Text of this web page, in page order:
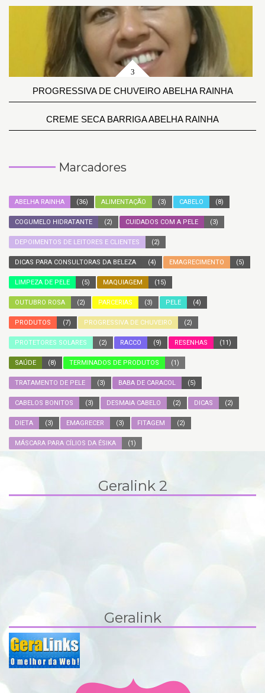
PROGRESSIVA DE CHUVEIRO ABELHA RAINHA
CREME SECA BARRIGA ABELHA RAINHA
Marcadores
ABELHA RAINHA (36) ALIMENTAÇÃO (3) CABELO (8)
COGUMELO HIDRATANTE (2) CUIDADOS COM A PELE (3)
DEPOIMENTOS DE LEITORES E CLIENTES (2)
DICAS PARA CONSULTORAS DA BELEZA (4) EMAGRECIMENTO (5)
LIMPEZA DE PELE (5) MAQUIAGEM (15)
OUTUBRO ROSA (2) PARCERIAS (3) PELE (4)
PRODUTOS (7) PROGRESSIVA DE CHUVEIRO (2)
PROTETORES SOLARES (2) RACCO (9) RESENHAS (11)
SAÚDE (8) TERMINADOS DE PRODUTOS (1)
TRATAMENTO DE PELE (3) BABA DE CARACOL (5)
CABELOS BONITOS (3) DESMAIA CABELO (2) DICAS (2)
DIETA (3) EMAGRECER (3) FITAGEM (2)
MÁSCARA PARA CÍLIOS DA ÉSIKA (1)
Geralink 2
Geralink